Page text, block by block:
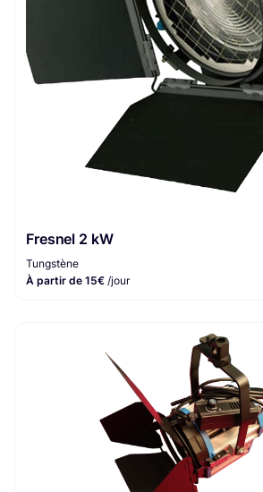
Fresnel 2 kW
Tungstène
À partir de 15€ /jour